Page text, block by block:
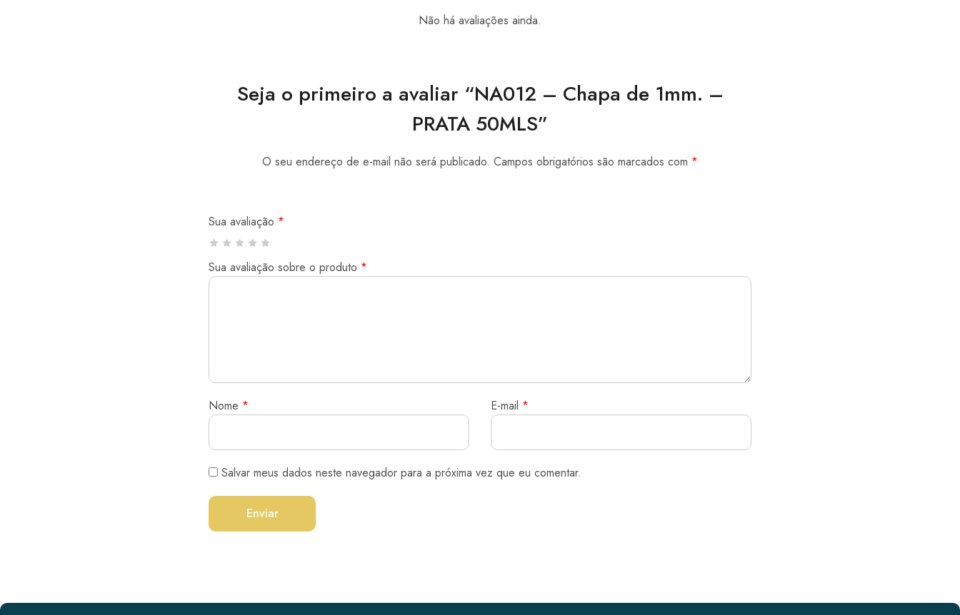
Não há avaliações ainda.
Seja o primeiro a avaliar “NA012 – Chapa de 1mm. –
PRATA 50MLS”
O seu endereço de e-mail não será publicado. Campos obrigatórios são marcados com *
Sua avaliação *
Sua avaliação sobre o produto *
Nome * E-mail *
Salvar meus dados neste navegador para a próxima vez que eu comentar.